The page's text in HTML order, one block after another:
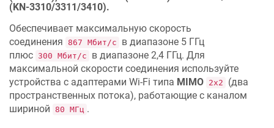
(KN-3310/3311/3410).
Обеспечивает максимальную скорость
соединения 867 Мбит/с
в диапазоне 5 ГГц
плюс 300 Мбит/с
в диапазоне 2,4 ГГц. Для
максимальной скорости соединения используйте
устройства с адаптерами Wi‐Fi типа MIMO 2х2
(два
пространственных потока), работающие с каналом
шириной 80 МГц .